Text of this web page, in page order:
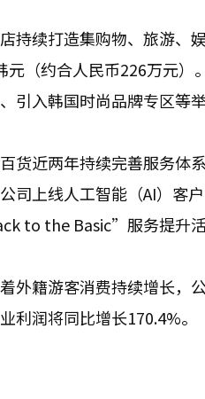
持续打造集购物、旅游、
元（约合人民币226万元
引入韩国时尚品牌专区等
货近两年持续完善服务体
司上线人工智能（AI）客
to the Basic”服务提升活
外籍游客消费持续增长，
利润将同比增长170.4%。